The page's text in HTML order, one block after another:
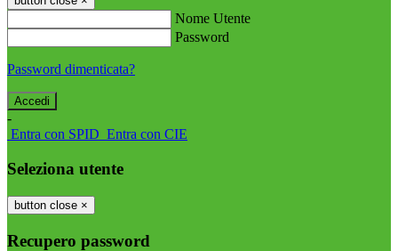
Nome Utente
Password
Password dimenticata?
-
Entra con SPID Entra con CIE
Seleziona utente
button close ×
Recupero password